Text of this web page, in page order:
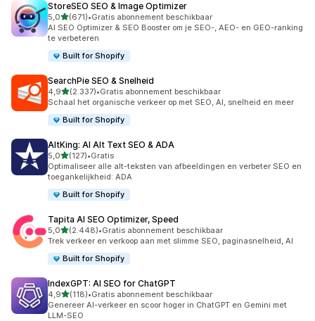
StoreSEO SEO & Image Optimizer
5,0van 5 sterren
(671)
671 recensies in totaal
•Gratis abonnement beschikbaar
AI SEO Optimizer & SEO Booster om je SEO-, AEO- en GEO-ranking
te verbeteren
Built for Shopify
SearchPie SEO & Snelheid
4,9van 5 sterren
(2.337)
2337 recensies in totaal
•Gratis abonnement beschikbaar
Schaal het organische verkeer op met SEO, AI, snelheid en meer
Built for Shopify
AltKing: AI Alt Text SEO & ADA
5,0van 5 sterren
(127)
127 recensies in totaal
•Gratis
Optimaliseer alle alt-teksten van afbeeldingen en verbeter SEO en
toegankelijkheid: ADA
Built for Shopify
Tapita AI SEO Optimizer, Speed
5,0van 5 sterren
(2.448)
2448 recensies in totaal
•Gratis abonnement beschikbaar
Trek verkeer en verkoop aan met slimme SEO, paginasnelheid, AI
Built for Shopify
IndexGPT: AI SEO for ChatGPT
4,9van 5 sterren
(118)
118 recensies in totaal
•Gratis abonnement beschikbaar
Genereer AI-verkeer en scoor hoger in ChatGPT en Gemini met
LLM-SEO